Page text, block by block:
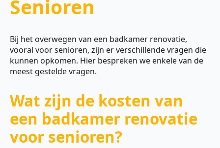
Senioren
Bij het overwegen van een badkamer renovatie,
vooral voor senioren, zijn er verschillende vragen die
kunnen opkomen. Hier bespreken we enkele van de
meest gestelde vragen.
Wat zijn de kosten van
een badkamer renovatie
voor senioren?